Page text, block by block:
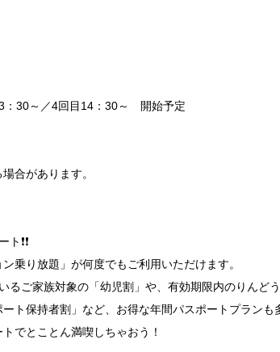
30～／4回目14：30～ 開始予定
合があります。
❗❗
乗り放題」が何度でもご利用いただけます。
るご家族対象の「幼児割」や、有効期限内のりんど
ト保持者割」など、お得な年間パスポートプランも
でとことん満喫しちゃおう！